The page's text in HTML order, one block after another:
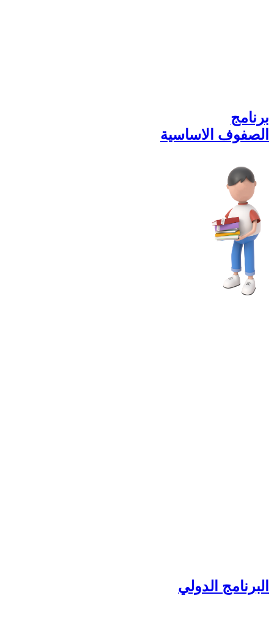
برنامج
الصفوف الاساسية
البرنامج الدولي